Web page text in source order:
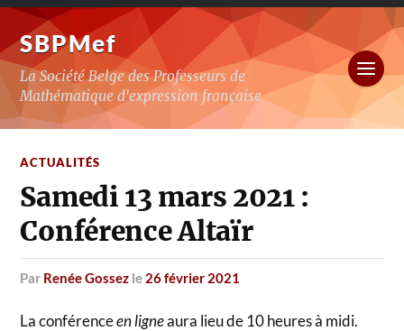
SBPMef
La Société Belge des Professeurs de
Mathématique d'expression française
ACTUALITÉS
Samedi 13 mars 2021 :
Conférence Altaïr
par Renée Gossez le 26 février 2021
La conférenceen ligneaura lieu de 10 heures à midi.